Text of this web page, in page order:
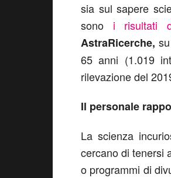
sia sul sapere
sono i risultati
AstraRicerche,
65 anni (1.019
rilevazione del
Il personale
La scienza
cercano di tenersi
o programmi di